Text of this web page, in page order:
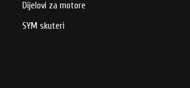
Dijelovi za motore
SYM skuteri